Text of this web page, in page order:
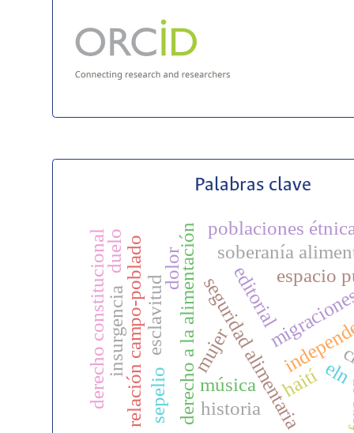
Palabras clave
editorial
derecho a la alimentaciónseguridad alimentaria
soberanía
haití
esclavitud espacio
relación campo-poblado
poblaciones
música
insurgencia eln
historia
derecho constitucional mujer
dolor
duelo
sepelio